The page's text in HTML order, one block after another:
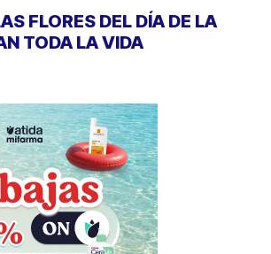
FLORES DEL DÍA DE LA
TODA LA VIDA